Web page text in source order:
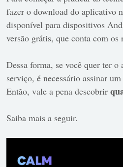
fazer o download do aplicativo
disponível para dispositivos
versão grátis, que conta com os
Dessa forma, se você quer ter o
serviço, é necessário assinar
Então, vale a pena descobrir
Saiba mais a seguir.